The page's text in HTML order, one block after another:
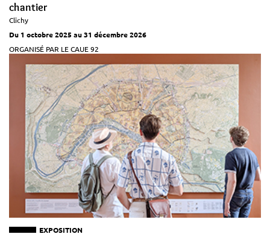
chantier
Clichy
Du 1 octobre 2025 au 31 décembre 2026
ORGANISÉ PAR LE CAUE 92
EXPOSITION